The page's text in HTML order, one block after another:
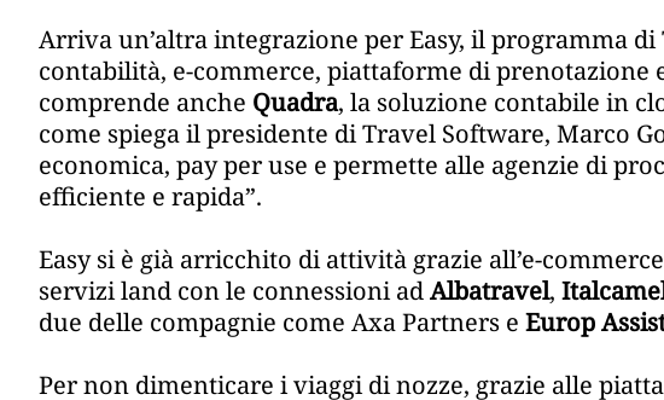
Arriva un’altra integrazione per Easy, il programma
contabilità, e-commerce, piattaforme di prenotazione
comprende anche Quadra, la soluzione contabile in
come spiega il presidente di Travel Software, Marco
economica, pay per use e permette alle agenzie di
efficiente e rapida”.
Easy si è già arricchito di attività grazie all’e-
servizi land con le connessioni adAlbatravel,
due delle compagnie come Axa Partners e Europ
Per non dimenticare i viaggi di nozze, grazie alle